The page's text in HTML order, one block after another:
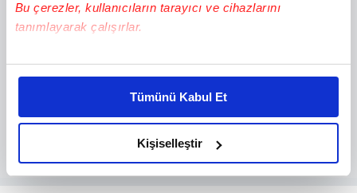
Bu çerezler, kullanıcıların tarayıcı ve cihazlarını
tanımlayarak çalışırlar.
Bu çerezlere izin vermeniz halinde sizlere özel
daha iyi reklam deneyimi yaşatabiliriz. Bunu yaparken
amacımızın size daha iyi bir reklam deneyimi sunmak
olduğunu ve sizlere en iyi içerikleri sunabilmek adına
elimizden gelen çabayı gösterdiğimizi ve bu noktada,
reklamların maliyetlerimizi karşılamak noktasında tek gelir
Tümünü Kabul Et
Kişiselleştir